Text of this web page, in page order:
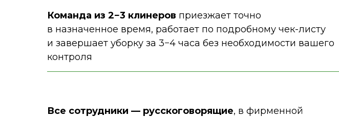
Команда из 2−3 клинеров приезжает точно
в назначенное время, работает по подробному чек-листу
и завершает уборку за 3−4 часа без необходимости вашего
контроля
Все сотрудники — русскоговорящие, в фирменной